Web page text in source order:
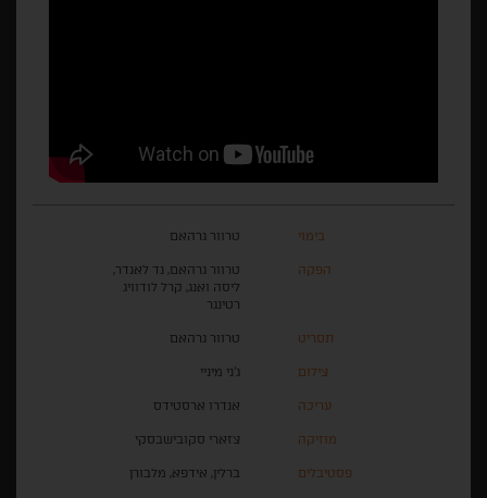
בימוי טרוור גרהאם
הפקה
טרוור גרהאם, נד לאנדר,
ליסה ואנג, קרל לודוויג
רטינגר
תסריט טרוור גרהאם
צילום ג'ני מיניי
עריכה אנדרו ארסטידס
מוזיקה צזארי סקובישבסקי
פסטיבלים ברלין, אידפא, מלבורן